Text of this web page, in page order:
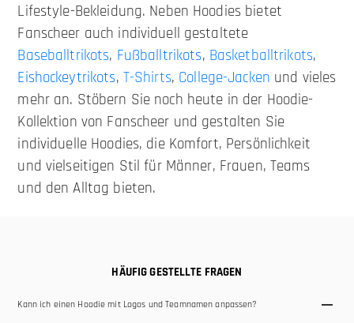
Lifestyle-Bekleidung. Neben Hoodies bietet
Fanscheer auch individuell gestaltete
Baseballtrikots, Fußballtrikots, Basketballtrikots,
Eishockeytrikots, T-Shirts, College-Jacken und vieles
mehr an. Stöbern Sie noch heute in der Hoodie-
Kollektion von Fanscheer und gestalten Sie
individuelle Hoodies, die Komfort, Persönlichkeit
und vielseitigen Stil für Männer, Frauen, Teams
und den Alltag bieten.
HÄUFIG GESTELLTE FRAGEN
Kann ich einen Hoodie mit Logos und Teamnamen anpassen?